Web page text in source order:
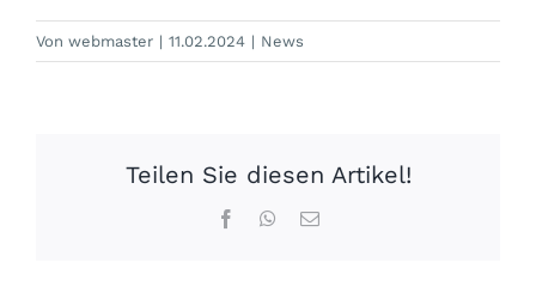
Von webmaster | 11.02.2024 | News
Teilen Sie diesen Artikel!
FacebookWhatsApp
E-